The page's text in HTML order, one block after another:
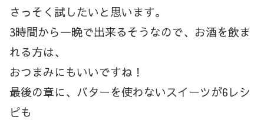
さっそく試したいと思います。
3時間から一晩で出来るそうなので、お酒を飲ま
れる方は、
おつまみにもいいですね！
最後の章に、バターを使わないスイーツが6レシ
ピも